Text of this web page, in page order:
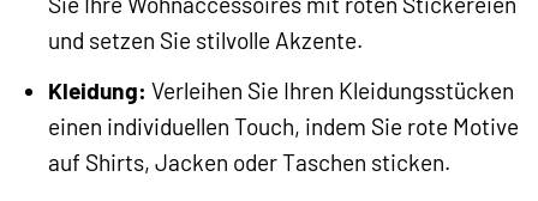
und setzen Sie stilvolle Akzente.
Kleidung: Verleihen Sie Ihren Kleidungsstücken
einen individuellen Touch, indem Sie rote Motive
auf Shirts, Jacken oder Taschen sticken.